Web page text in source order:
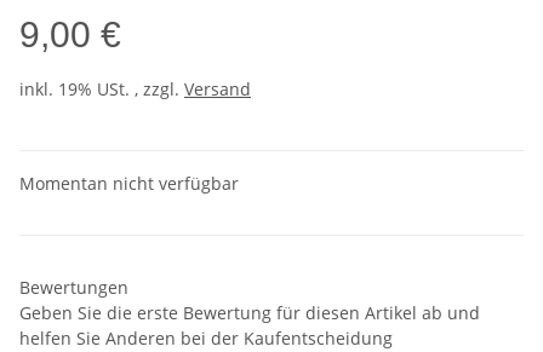
9,00 €
inkl. 19% USt. , zzgl. Versand
Momentan nicht verfügbar
Bewertungen
Geben Sie die erste Bewertung für diesen Artikel ab und
helfen Sie Anderen bei der Kaufentscheidung